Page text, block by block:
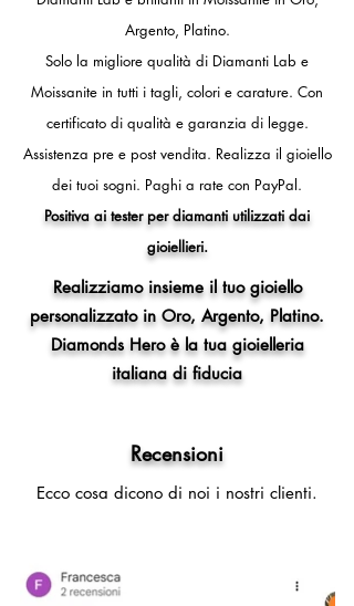
Argento, Platino.
Solo la migliore qualità di Diamanti Lab e
Moissanite in tutti i tagli, colori e carature. Con
certificato di qualità e garanzia di legge.
Assistenza pre e post vendita. Realizza il gioiello
dei tuoi sogni. Paghi a rate con PayPal.
Positiva ai tester per diamanti utilizzati dai
gioiellieri.
Realizziamo insieme il tuo gioiello
personalizzato in Oro, Argento, Platino.
Diamonds Hero è la tua gioielleria
italiana di fiducia
Recensioni
Ecco cosa dicono di noi i nostri clienti.